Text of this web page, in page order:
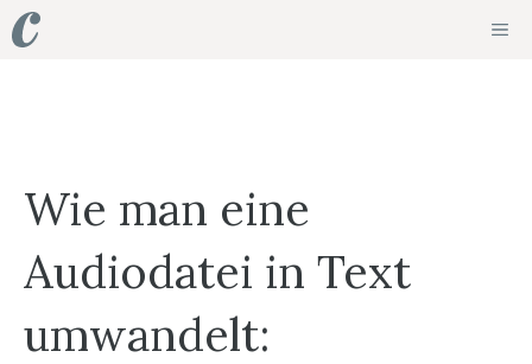
Zum
Inhalt
Wie man eine
Audiodatei in Text
umwandelt: